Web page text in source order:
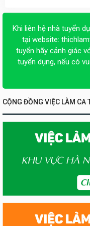
Khi liên hệ nhà tuyển
tại website:
tuyển hãy cảnh giác
tuyển dụng, nếu có
CỘNG ĐỒNG VIỆC LÀM CA